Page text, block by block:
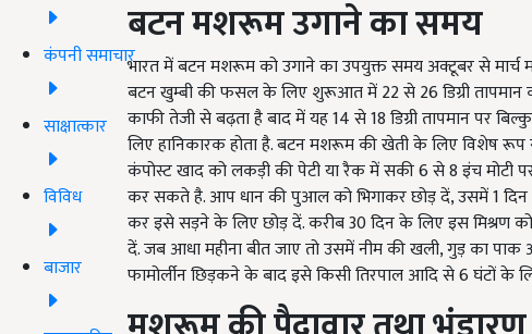
कंपनी समाचार
साक्षात्कार
विविध
बाजार
बटन मशरूम उगाने का समय
भारत में बटन मशरूम को उगाने का उपयुक्त समय अक्टूबर से मार्च
बटन खुम्बी की फसल के लिए शुरूआत में 22 से 26 डिग्री तापमान
काफी तेजी से बढ़ता है बाद में यह 14 से 18 डिग्री तापमान पर
लिए हानिकारक होता है. बटन मशरूम की खेती के लिए विशेष
कंपोस्ट खाद को लकड़ी की पेटी या रैक में सकी 6 से 8 इंच
कर सकते है. आप धान की पुआल को भिगाकर छोड़ दें, उसमें 1 दिन
कर इसे सड़ने के लिए छोड़ दें. करीब 30 दिन के लिए इस मिश्रण
दें. जब आधा महीना बीत जाए तो उसमें नीम की खली, गुड़ का
फामोर्लीन छिड़कने के बाद इसे किसी तिरपाल आदि से 6 घंटों के